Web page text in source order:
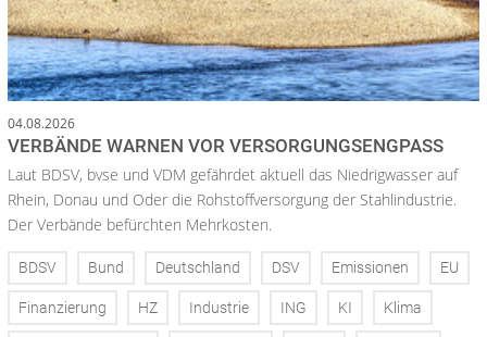
04.08.2026
VERBÄNDE WARNEN VOR VERSORGUNGSENGPASS
Laut BDSV, bvse und VDM gefährdet aktuell das Niedrigwasser auf
Rhein, Donau und Oder die Rohstoffversorgung der Stahlindustrie.
Der Verbände befürchten Mehrkosten.
BDSV Bund Deutschland DSV Emissionen EU
Finanzierung HZ Industrie ING KI Klima